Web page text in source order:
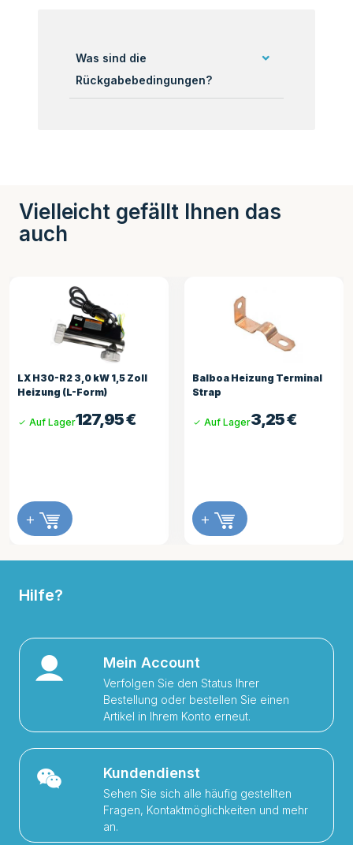
Was sind die
Rückgabebedingungen?
Vielleicht gefällt Ihnen das
auch
LX H30-R2 3,0 kW 1,5 Zoll
Heizung (L-Form)
127,95€
Auf Lager
+
Balboa Heizung Terminal
Strap
3,25€
Auf Lager
+
Hilfe?
Mein Account
Verfolgen Sie den Status Ihrer
Bestellung oder bestellen Sie einen
Artikel in Ihrem Konto erneut.
Kundendienst
Sehen Sie sich alle häufig gestellten
Fragen, Kontaktmöglichkeiten und mehr
an.